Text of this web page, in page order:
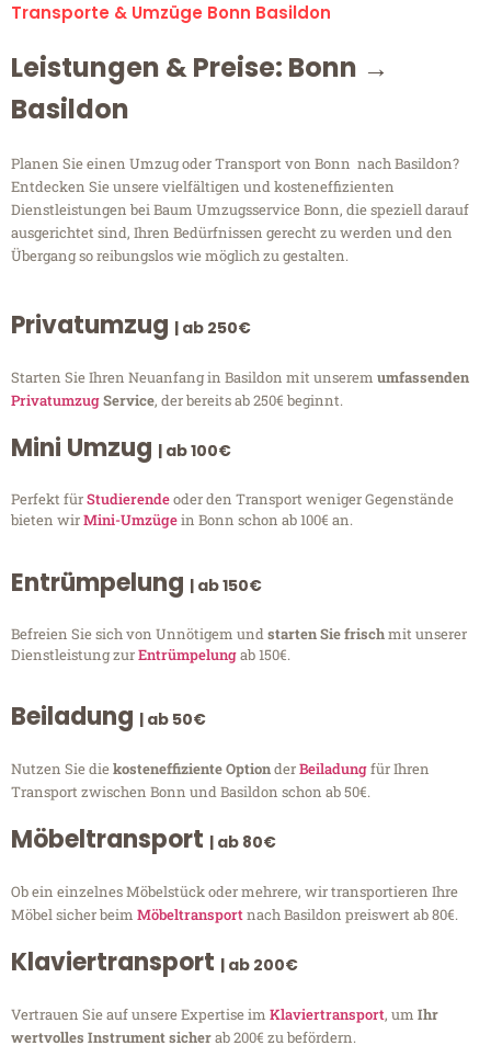
Transporte & Umzüge Bonn Basildon
Leistungen & Preise: Bonn →
Basildon
Planen Sie einen Umzug oder Transport von Bonn nach Basildon?
Entdecken Sie unsere vielfältigen und kosteneffizienten
Dienstleistungen bei Baum Umzugsservice Bonn, die speziell darauf
ausgerichtet sind, Ihren Bedürfnissen gerecht zu werden und den
Übergang so reibungslos wie möglich zu gestalten.
Privatumzug | ab 250€
Starten Sie Ihren Neuanfang in Basildon mit unserem umfassenden
PrivatumzugService, der bereits ab 250€ beginnt.
Mini Umzug | ab 100€
Perfekt fürStudierendeoder den Transport weniger Gegenstände
bieten wirMini-Umzügein Bonn schon ab 100€ an.
Entrümpelung | ab 150€
Befreien Sie sich von Unnötigem undstarten Sie frischmit unserer
Dienstleistung zurEntrümpelungab 150€.
Beiladung | ab 50€
Nutzen Sie diekosteneffiziente OptionderBeiladungfür Ihren
Transport zwischen Bonn und Basildon schon ab 50€.
Möbeltransport | ab 80€
Ob ein einzelnes Möbelstück oder mehrere, wir transportieren Ihre
Möbel sicher beim Möbeltransportnach Basildon preiswert ab 80€.
Klaviertransport | ab 200€
Vertrauen Sie auf unsere Expertise im Klaviertransport, um Ihr
wertvolles Instrument sicherab 200€ zu befördern.